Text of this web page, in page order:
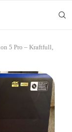
5 Pro – Kraftfull,